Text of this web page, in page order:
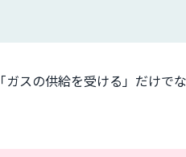
ガスの供給を受ける」だけで